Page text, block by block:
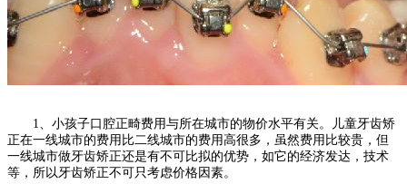
1、小孩子口腔正畸费用与所在城市的物价水平有关。儿童牙齿矫
正在一线城市的费用比二线城市的费用高很多，虽然费用比较贵，但
一线城市做牙齿矫正还是有不可比拟的优势，如它的经济发达，技术
等，所以牙齿矫正不可只考虑价格因素。